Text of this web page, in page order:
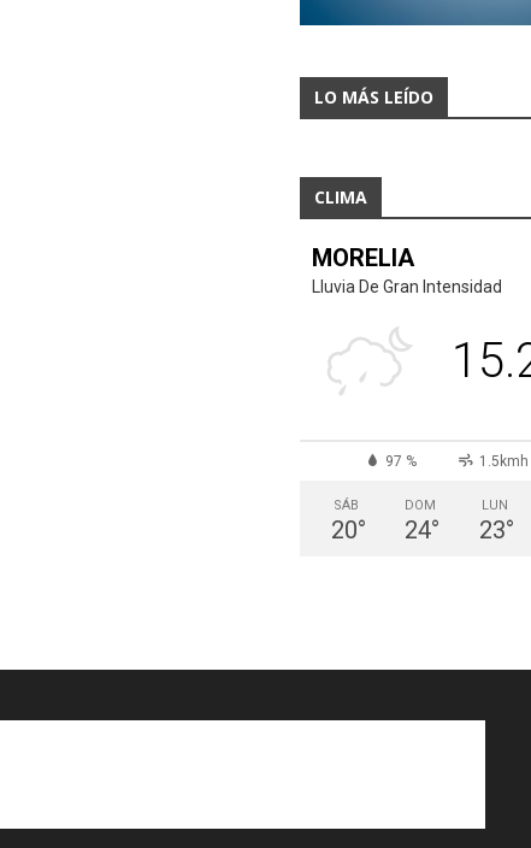
LO MÁS LEÍDO
CLIMA
MORELIA
Lluvia De Gran Intensidad
97 % 1.5kmh
SÁB
20°
DOM
24°
LUN
23°